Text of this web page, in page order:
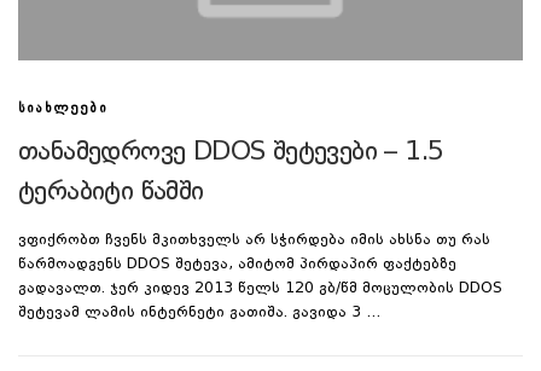
ᲡᲘᲐᲮᲚᲔᲔᲑᲘ
თანამედროვე DDOS შეტევები – 1.5
ტერაბიტი წამში
ვფიქრობთ ჩვენს მკითხველს არ სჭირდება იმის ახსნა თუ რას
წარმოადგენს DDOS შეტევა, ამიტომ პირდაპირ ფაქტებზე
გადავალთ. ჯერ კიდევ 2013 წელს 120 გბ/წმ მოცულობის DDOS
შეტევამ ლამის ინტერნეტი გათიშა. გავიდა 3 …